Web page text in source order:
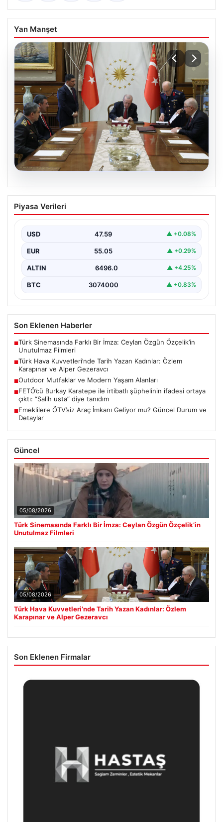
Yan Manşet
Türk Hava Kuvvetleri’nde Tarih Yazan
Kadınlar: Özlem Karapınar ve Alper
Türkiye'nin savunma ve askeri tarihine yeni bir sayfa
Piyasa Verileri
USD 47.59 ▲ +0.08%
EUR 55.05 ▲ +0.29%
ALTIN 6496.0 ▲ +4.25%
BTC 3074000 ▲ +0.83%
Son Eklenen Haberler
■Türk Sinemasında Farklı Bir İmza: Ceylan Özgün Özçelik’in
Unutulmaz Filmleri
■Türk Hava Kuvvetleri’nde Tarih Yazan Kadınlar: Özlem
Karapınar ve Alper Gezeravcı
■Outdoor Mutfaklar ve Modern Yaşam Alanları
■FETÖ’cü Burkay Karatepe ile irtibatlı şüphelinin ifadesi ortaya
çıktı: “Salih usta” diye tanıdım
■Emeklilere ÖTV’siz Araç İmkanı Geliyor mu? Güncel Durum ve
Detaylar
Güncel
05/08/2026
Türk Sinemasında Farklı Bir İmza: Ceylan Özgün Özçelik’in
Unutulmaz Filmleri
05/08/2026
Türk Hava Kuvvetleri’nde Tarih Yazan Kadınlar: Özlem
Karapınar ve Alper Gezeravcı
Son Eklenen Firmalar